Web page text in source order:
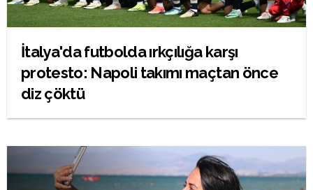
İtalya'da futbolda ırkçılığa karşı
protesto: Napoli takımı maçtan önce
diz çöktü